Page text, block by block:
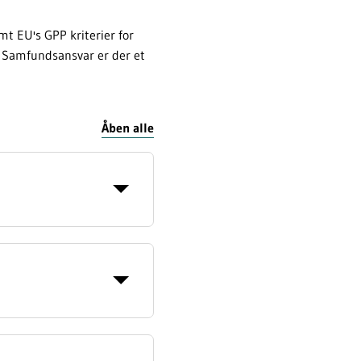
EU's GPP kriterier for
er der et
Åben alle